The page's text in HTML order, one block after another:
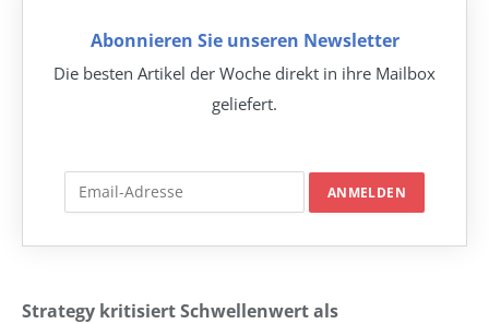
Abonnieren Sie unseren Newsletter
Die besten Artikel der Woche direkt in ihre Mailbox
geliefert.
Strategy kritisiert Schwellenwert als